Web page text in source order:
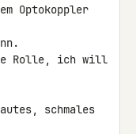
Optokoppler
Rolle, ich will
schmales